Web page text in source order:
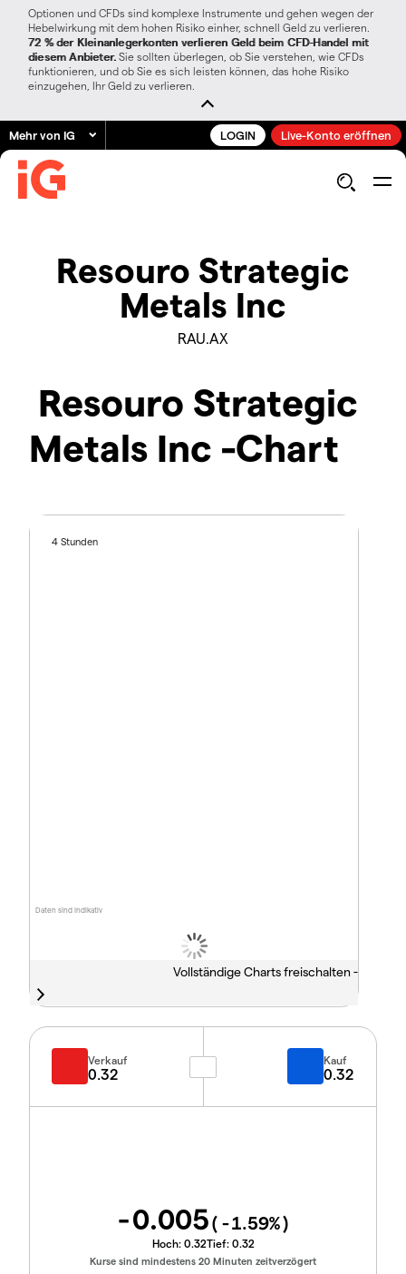
Optionen und CFDs sind komplexe Instrumente und gehen wegen der
Hebelwirkung mit dem hohen Risiko einher, schnell Geld zu verlieren.
72 % der Kleinanlegerkonten verlieren Geld beim CFD-Handel mit
diesem Anbieter. Sie sollten überlegen, ob Sie verstehen, wie CFDs
funktionieren, und ob Sie es sich leisten können, das hohe Risiko
einzugehen, Ihr Geld zu verlieren.
Mehr von IG LOGIN Live-Konto eröffnen
Resouro Strategic
Metals Inc
RAU.AX
Resouro Strategic
Metals Inc -Chart
Daten sind indikativ
4 Stunden
Vollständige Charts freischalten -
Verkauf
0.32
Kauf
0.32
-0.005( -1.59%)
Hoch: 0.32Tief: 0.32
Kurse sind mindestens 20 Minuten zeitverzögert